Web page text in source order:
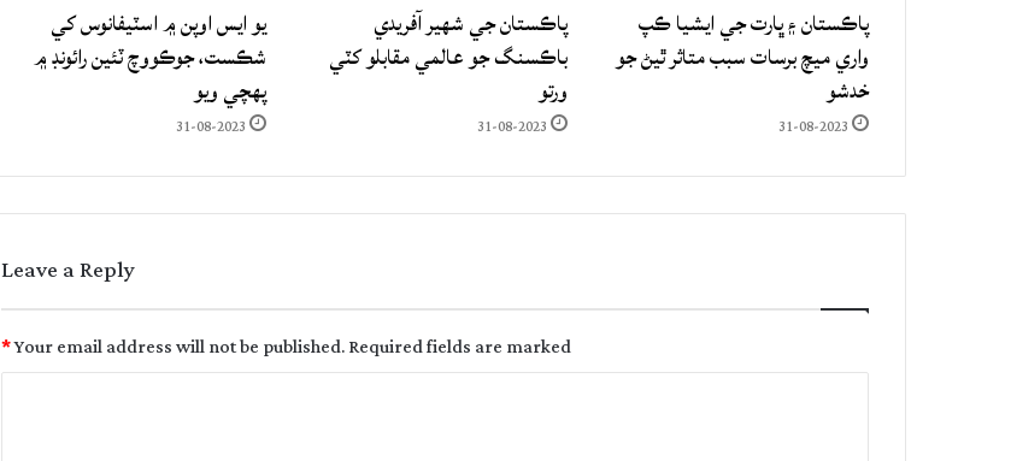
پاڪستان ۽ ڀارت جي ايشيا ڪپ
واري ميچ برسات سبب متاثر ٿيڻ جو
خدشو
31-08-2023
پاڪستان جي شهير آفريدي
باڪسنگ جو عالمي مقابلو کٽي
ورتو
31-08-2023
يو ايس اوپن ۾ اسٽيفانوس کي
شڪست، جوڪووچ ٽئين رائونڊ ۾
پهچي ويو
31-08-2023
Leave a Reply
Your email address will not be published.Required fields are marked
*